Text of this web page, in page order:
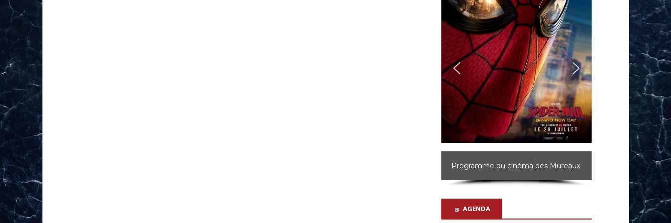
Programme du cinéma d'Achères
AGENDA